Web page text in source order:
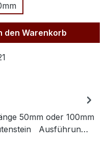
den
den Warenkorb
50mm oder 100mm
Ausführun…